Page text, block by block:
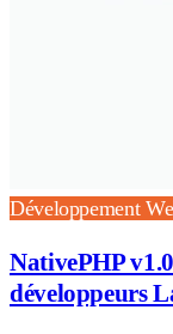
Développement
NativePHP
développeurs